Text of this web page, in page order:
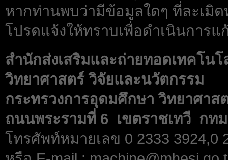
หากท่านพบว่ามีข้อมูลใดๆ ที่ละเมิ
โปรดแจ้งให้ทราบเพื่อดำเนินการ
สำนักส่งเสริมและถ่ายทอดเทคโน
วิทยาศาสตร์ วิจัยและนวัตกรรม
กระทรวงการอุดมศึกษา วิทยาศาส
ถนนพระรามที่ 6 เขตราชเทวี กทม
โทรศัพท์หมายเลข 0 2333 3924,0